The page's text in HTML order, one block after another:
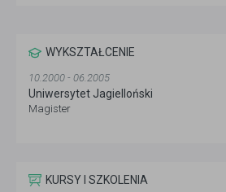
WYKSZTAŁCENIE
10.2000 - 06.2005
Uniwersytet Jagielloński
Magister
KURSY I SZKOLENIA